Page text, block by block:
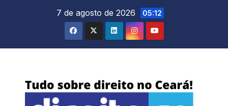
7 de agosto de 2026 05:12